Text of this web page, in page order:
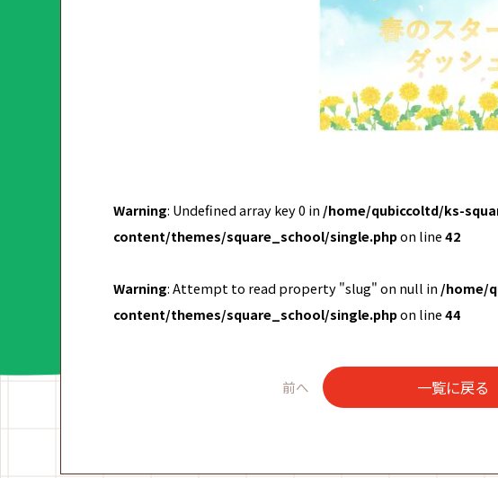
Warning: Undefined array key 0 in /home/qubiccoltd/ks-
content/themes/square_school/single.phpon line42
Warning: Attempt to read property "slug" on null in /home/
content/themes/square_school/single.phpon line44
前へ 一覧に戻る